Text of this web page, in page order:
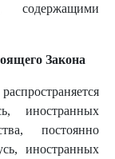
содержащими
Закона
иностранных
постоянно
иностранных